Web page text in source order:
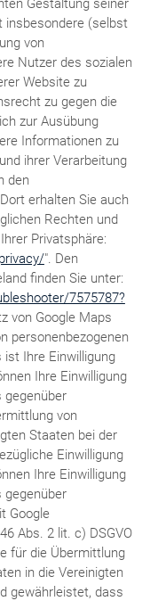
insbesondere (selbst
von
Nutzer des sozialen
Website zu
zu gegen die
zur Ausübung
Informationen zu
ihrer Verarbeitung
den
erhalten Sie auch
Rechten und
Privatsphäre:
". Den
finden Sie unter:
7575787?
von Google Maps
personenbezogenen
ist Ihre Einwilligung
Ihre Einwilligung
gegenüber
von
Staaten bei der
Einwilligung
Ihre Einwilligung
gegenüber
Google
Abs. 2 lit. c) DSGVO
für die Übermittlung
in die Vereinigten
gewährleistet, dass